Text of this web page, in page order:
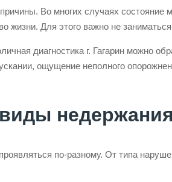
Во многих случаях
жизни. Для этого важно не
диагностика г. Гагарин можно
ощущение неполного
по-разному. От типа